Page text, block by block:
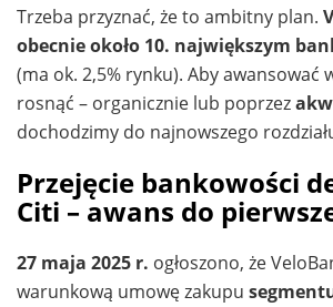
Trzeba przyznać, że to ambitny plan.
obecnie około 10. największym
(ma ok. 2,5% rynku). Aby awansować
rosnąć – organicznie lub poprzez
dochodzimy do najnowszego
Przejęcie bankowości
Citi – awans do
27 maja 2025 r. ogłoszono, że
warunkową umowę zakupu